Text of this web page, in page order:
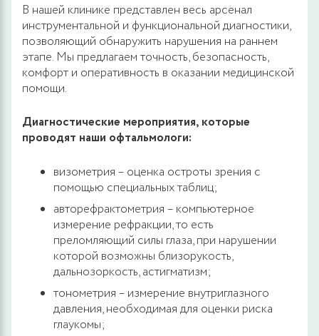
В нашей клинике представлен весь арсенал
инструментальной и функциональной диагностики,
позволяющий обнаружить нарушения на раннем
этапе. Мы предлагаем точность, безопасность,
комфорт и оперативность в оказании медицинской
помощи.
Диагностические мероприятия, которые
проводят наши офтальмологи:
визометрия – оценка остроты зрения с
помощью специальных таблиц;
авторефрактометрия – компьютерное
измерение рефракции, то есть
преломляющий силы глаза, при нарушении
которой возможны близорукость,
дальнозоркость, астигматизм;
тонометрия – измерение внутриглазного
давления, необходимая для оценки риска
глаукомы;